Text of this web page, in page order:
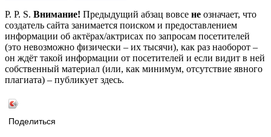
P. P. S. Внимание! Предыдущий абзац вовсе не означает, что
создатель сайта занимается поиском и предоставлением
информации об актёрах/актрисах по запросам посетителей
(это невозможно физически – их тысячи), как раз наоборот –
он ждёт такой информации от посетителей и если видит в ней
собственный материал (или, как минимум, отсутствие явного
плагиата) – публикует здесь.
Поделиться